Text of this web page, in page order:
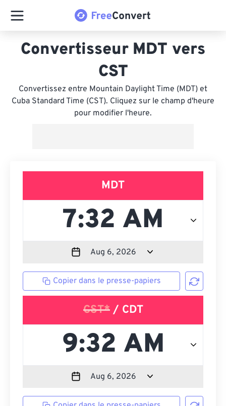
Convertisseur MDT vers
CST
Convertissez entre Mountain Daylight Time (MDT) et
Cuba Standard Time (CST). Cliquez sur le champ d'heure
pour modifier l'heure.
MDT
Copier dans le presse-papiers
CST*/ CDT